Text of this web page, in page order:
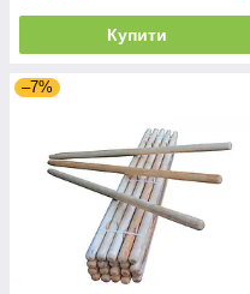
Купити
–7%